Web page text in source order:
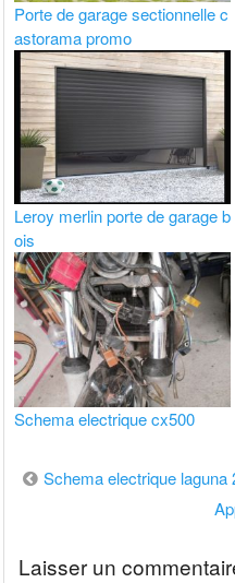
Porte de garage sectionnelle c
astorama promo
Leroy merlin porte de garage b
ois
Schema electrique cx500
Navigation
Schema electrique laguna
Laisser un